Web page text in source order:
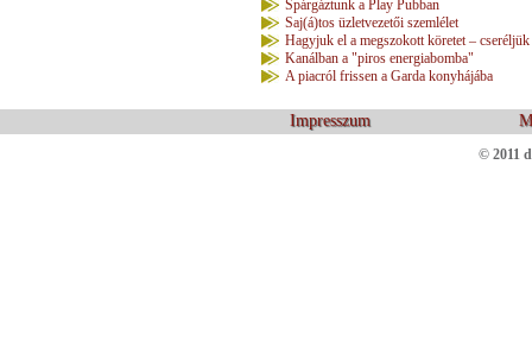
Spárgáztunk a Play Pubban
Saj(á)tos üzletvezetői szemlélet
Hagyjuk el a megszokott köretet –
Kanálban a "piros energiabomba"
A piacról frissen a Garda konyhájába
Impresszum
© 2011